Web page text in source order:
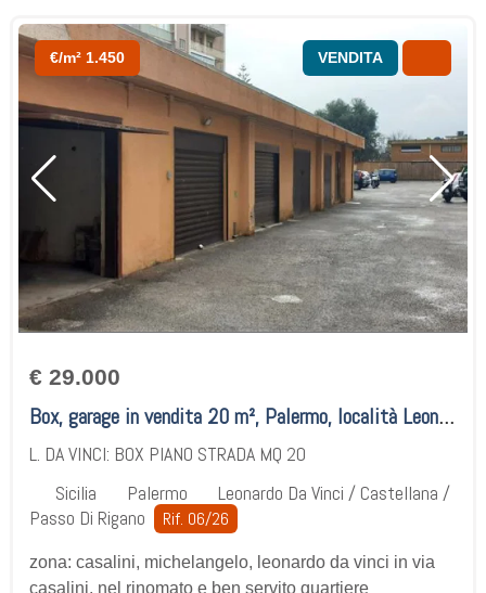
€/m² 1.450 VENDITA
€ 29.000
Box, garage in vendita 20 m², Palermo, località Leonardo Da Vinci / Castellana / Passo Di Rigano
L. DA VINCI: BOX PIANO STRADA MQ 20
Sicilia
Palermo
Leonardo Da Vinci / Castellana /
Passo Di Rigano
Rif. 06/26
zona: casalini, michelangelo, leonardo da vinci in via
casalini, nel rinomato e ben servito quartiere